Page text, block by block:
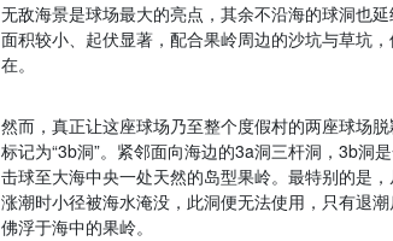
无敌海景是球场最大的亮点，其余不沿海的球洞也
面积较小、起伏显著，配合果岭周边的沙坑与草坑
在。
然而，真正让这座球场乃至整个度假村的两座球场
标记为“3b洞”。紧邻面向海边的3a洞三杆洞，3b洞
击球至大海中央一处天然的岛型果岭。最特别的是
涨潮时小径被海水淹没，此洞便无法使用，只有退
佛浮于海中的果岭。